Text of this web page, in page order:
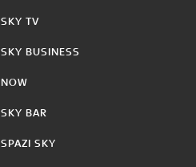
SKY TV
SKY BUSINESS
NOW
SKY BAR
SPAZI SKY